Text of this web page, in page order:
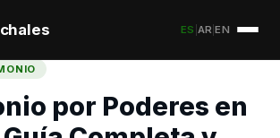
ES AR |EN
por Poderes en